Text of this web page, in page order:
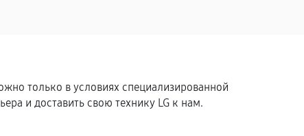
только в условиях специализированной
и доставить свою технику LG к нам.